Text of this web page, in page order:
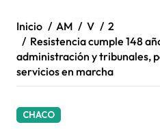
Inicio AM V
2
Resistencia cumple 148
administración y tribunales,
servicios en marcha
CHACO